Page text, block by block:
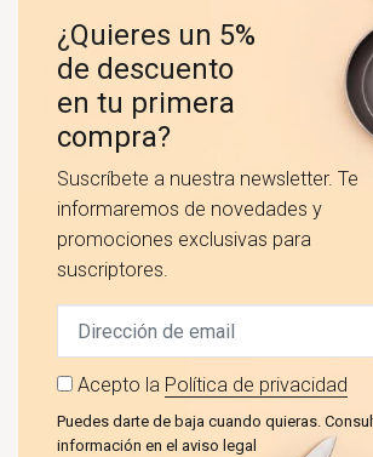
¿Quieres un 5%
de descuento
en tu primera
compra?
Suscríbete a nuestra newsletter. Te
informaremos de novedades y
promociones exclusivas para
suscriptores.
Acepto la Política de privacidad
Puedes darte de baja cuando quieras.
información en el aviso legal